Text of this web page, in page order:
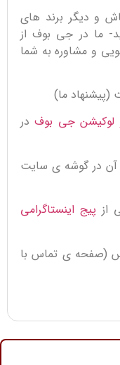
و دیگر برند های
ما در جی بوف از
پاسخ گویی و مشاوره به شما
ما)
لوکیشن جی بوفدر
در گوشه ی سایت
از پیج اینستاگرامی
(صفحه ی تماس با